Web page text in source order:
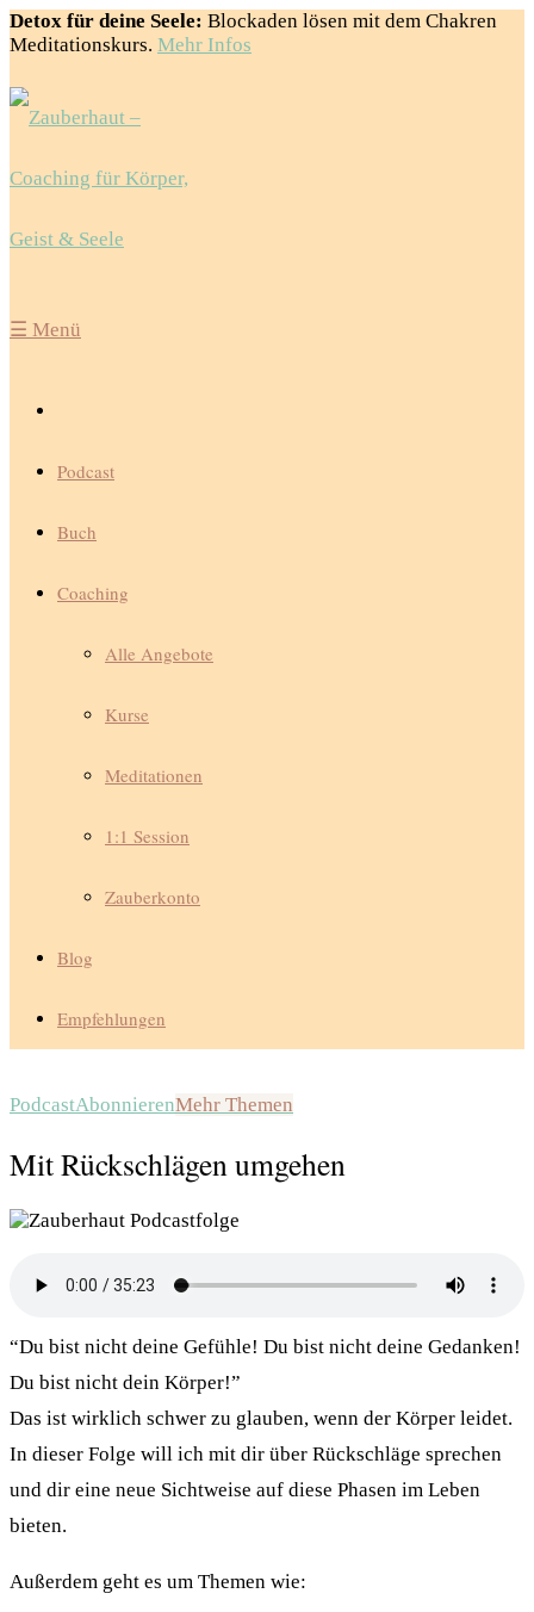
Detox für deine Seele: Blockaden lösen mit dem Chakren
Meditationskurs. Mehr Infos
☰ Menü
Podcast
Buch
Coaching
Alle Angebote
Kurse
Meditationen
1:1 Session
Zauberkonto
Blog
Empfehlungen
PodcastAbonnierenMehr Themen
Mit Rückschlägen umgehen
“Du bist nicht deine Gefühle! Du bist nicht deine Gedanken!
Du bist nicht dein Körper!”
Das ist wirklich schwer zu glauben, wenn der Körper leidet.
In dieser Folge will ich mit dir über Rückschläge sprechen
und dir eine neue Sichtweise auf diese Phasen im Leben
bieten.
Außerdem geht es um Themen wie: